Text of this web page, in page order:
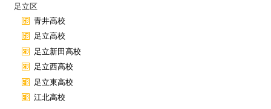
足立区
青井高校
足立高校
足立新田高校
足立西高校
足立東高校
江北高校